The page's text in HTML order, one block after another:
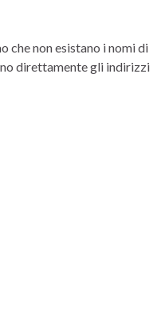
che non esistano i nomi di
direttamente gli indirizzi